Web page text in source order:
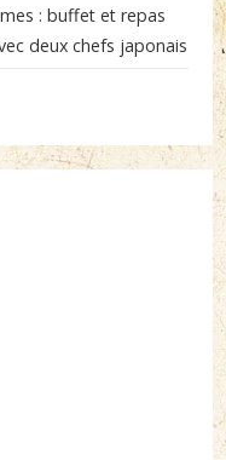
: buffet et repas
deux chefs japonais